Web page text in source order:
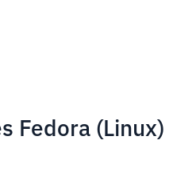
Fedora (Linux)